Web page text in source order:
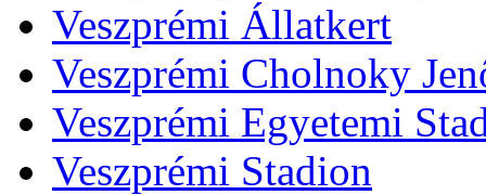
Veszprémi Állatkert
Veszprémi Cholnoky
Veszprémi Egyetemi
Veszprémi Stadion